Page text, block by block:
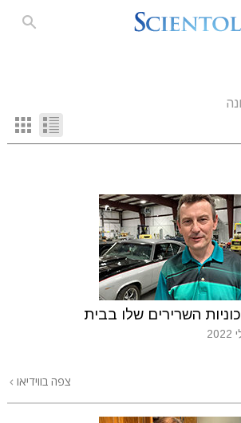
השרירים שלו בבית
צפה בווידיאו